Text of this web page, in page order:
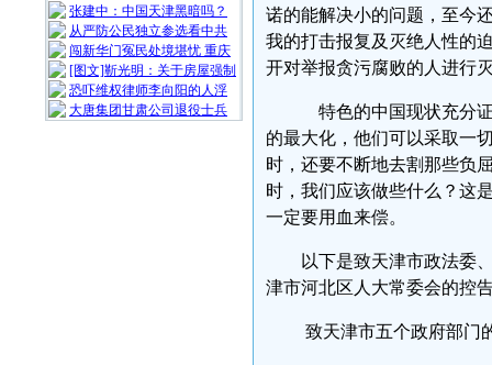
张建中：中国天津黑暗吗？
从严防公民独立参选看中共
闯新华门冤民处境堪忧 重庆
[图文]靳光明：关于房屋强制
恐吓维权律师李向阳的人浮
大唐集团甘肃公司退役士兵
诺的能解决小的问题，至今
我的打击报复及灭绝人性的
开对举报贪污腐败的人进行
特色的中国现状充分
的最大化，他们可以采取一
时，还要不断地去割那些负
时，我们应该做些什么？这
一定要用血来偿。
以下是致天津市政法委
津市河北区人大常委会的控
致天津市五个政府部门